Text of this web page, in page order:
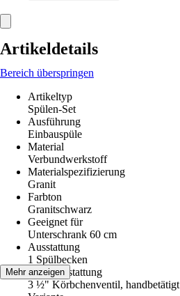
Artikeldetails
Bereich überspringen
Artikeltyp
Spülen-Set
Ausführung
Einbauspüle
Material
Verbundwerkstoff
Materialspezifizierung
Granit
Farbton
Granitschwarz
Geeignet für
Unterschrank 60 cm
Ausstattung
1 Spülbecken
Ventilausstattung
3 ½" Körbchenventil, handbetätigt
Mehr anzeigen